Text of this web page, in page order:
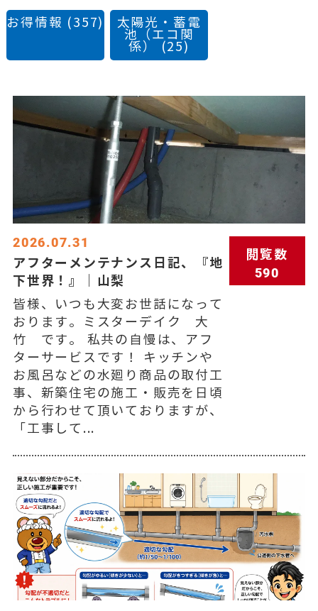
お得情報 (357) 太陽光・蓄電
池（エコ関
係） (25)
2026.07.31
アフターメンテナンス日記、『地
下世界！』｜山梨
皆様、いつも大変お世話になって
おります。ミスターデイク 大
竹 です。 私共の自慢は、アフ
ターサービスです！ キッチンや
お風呂などの水廻り商品の取付工
事、新築住宅の施工・販売を日頃
から行わせて頂いておりますが、
「工事して...
閲覧数
590